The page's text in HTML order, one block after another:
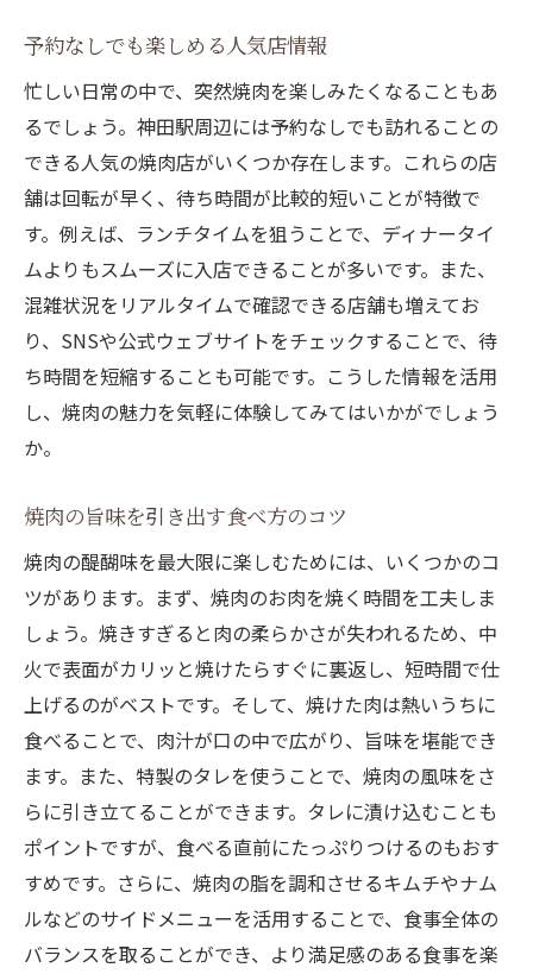
予約なしでも楽しめる人気店情報
忙しい日常の中で、突然焼肉を楽しみたくなることもあ
るでしょう。神田駅周辺には予約なしでも訪れることの
できる人気の焼肉店がいくつか存在します。これらの店
舗は回転が早く、待ち時間が比較的短いことが特徴で
す。例えば、ランチタイムを狙うことで、ディナータイ
ムよりもスムーズに入店できることが多いです。また、
混雑状況をリアルタイムで確認できる店舗も増えてお
り、SNSや公式ウェブサイトをチェックすることで、待
ち時間を短縮することも可能です。こうした情報を活用
し、焼肉の魅力を気軽に体験してみてはいかがでしょう
か。
焼肉の旨味を引き出す食べ方のコツ
焼肉の醍醐味を最大限に楽しむためには、いくつかのコ
ツがあります。まず、焼肉のお肉を焼く時間を工夫しま
しょう。焼きすぎると肉の柔らかさが失われるため、中
火で表面がカリッと焼けたらすぐに裏返し、短時間で仕
上げるのがベストです。そして、焼けた肉は熱いうちに
食べることで、肉汁が口の中で広がり、旨味を堪能でき
ます。また、特製のタレを使うことで、焼肉の風味をさ
らに引き立てることができます。タレに漬け込むことも
ポイントですが、食べる直前にたっぷりつけるのもおす
すめです。さらに、焼肉の脂を調和させるキムチやナム
ルなどのサイドメニューを活用することで、食事全体の
バランスを取ることができ、より満足感のある食事を楽